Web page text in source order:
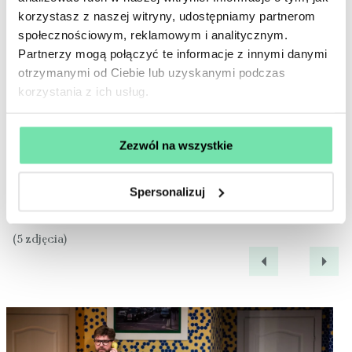
korzystasz z naszej witryny, udostępniamy partnerom
społecznościowym, reklamowym i analitycznym.
Partnerzy mogą połączyć te informacje z innymi danymi
otrzymanymi od Ciebie lub uzyskanymi podczas
korzystania z ich usług.
Zezwól na wszystkie
Spersonalizuj
Reżyseria:
Paweł Pitera
Autor:
Marc Camoletti
Kup bilet
Galeria
(5 zdjęcia)